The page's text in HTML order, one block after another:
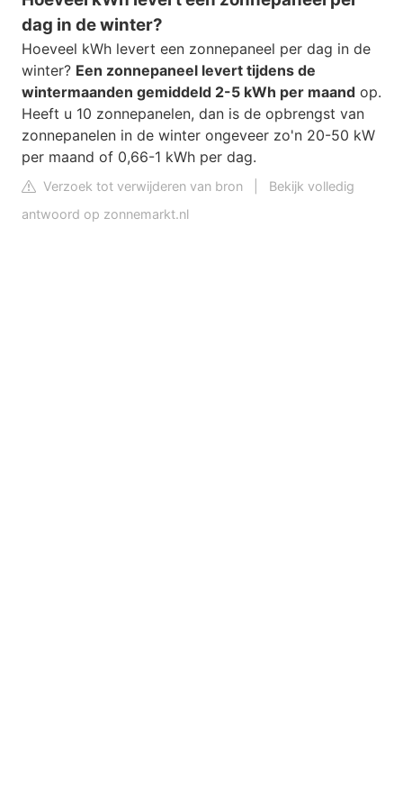
dag in de winter?
Hoeveel kWh levert een zonnepaneel per dag in de
winter? Een zonnepaneel levert tijdens de
wintermaanden gemiddeld 2-5 kWh per maand op.
Heeft u 10 zonnepanelen, dan is de opbrengst van
zonnepanelen in de winter ongeveer zo'n 20-50 kW
per maand of 0,66-1 kWh per dag.
Verzoek tot verwijderen van bron
Bekijk volledig
antwoord op zonnemarkt.nl